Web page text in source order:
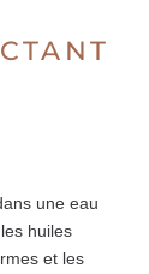
une eau
huiles
et les